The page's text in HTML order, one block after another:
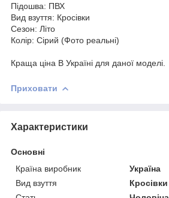
Підошва: ПВХ
Вид взуття: Кросівки
Сезон: Літо
Колір: Сірий (Фото реальні)
Краща ціна В Україні для даної моделі.
Приховати
Характеристики
Основні
Країна виробник
Україна
Вид взуття
Кросівки